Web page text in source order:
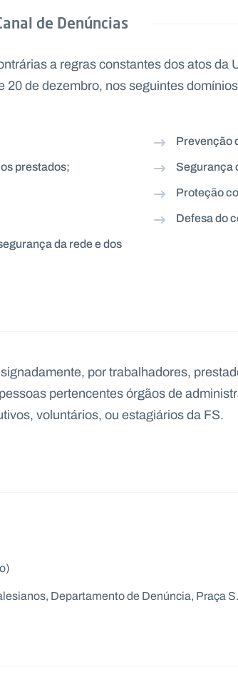
de Denúncias
a regras constantes dos atos
20 de dezembro, nos seguintes
Prevenção
prestados;
Segurança
Proteção
Defesa do
da rede e dos
por trabalhadores,
pertencentes órgãos de
voluntários, ou estagiários da FS.
Departamento de Denúncia, Praça